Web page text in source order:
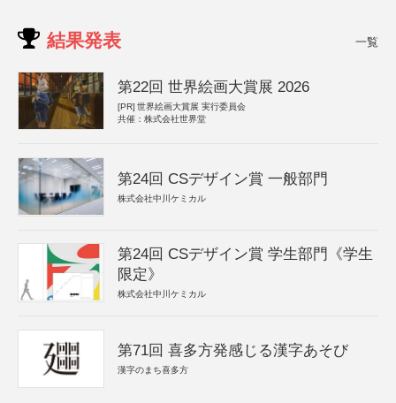
結果発表 一覧
第22回 世界絵画大賞展 2026
[PR] 世界絵画大賞展 実行委員会
共催：株式会社世界堂
第24回 CSデザイン賞 一般部門
株式会社中川ケミカル
第24回 CSデザイン賞 学生部門《学生
限定》
株式会社中川ケミカル
第71回 喜多方発感じる漢字あそび
漢字のまち喜多方